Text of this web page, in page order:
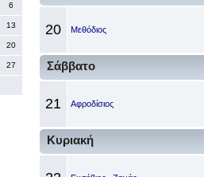
6
13
20
27
20 Μεθόδιος
Σάββατο
21 Αφροδίσιος
Κυριακή